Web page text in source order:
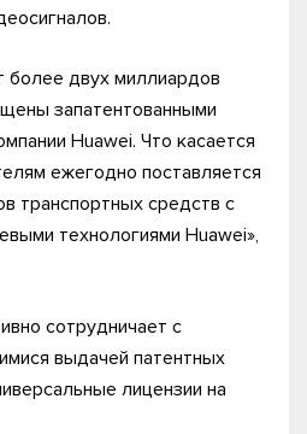
более двух миллиардов
запатентованными
Huawei. Что касается
ежегодно поставляется
транспортных средств с
технологиями Huawei»,
сотрудничает с
выдачей патентных
лицензии на